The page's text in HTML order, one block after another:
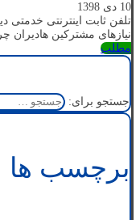
10 دی 1398
تلفن ثابت اینترنتی خدمتی
نیازهای مشترکین
مطلب
جستجو برای:
برچسب ها